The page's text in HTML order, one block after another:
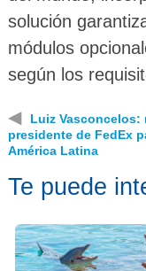
solución
módulos
según los
◀
Luiz Vasconcelos:
presidente de FedEx
América Latina
Te puede